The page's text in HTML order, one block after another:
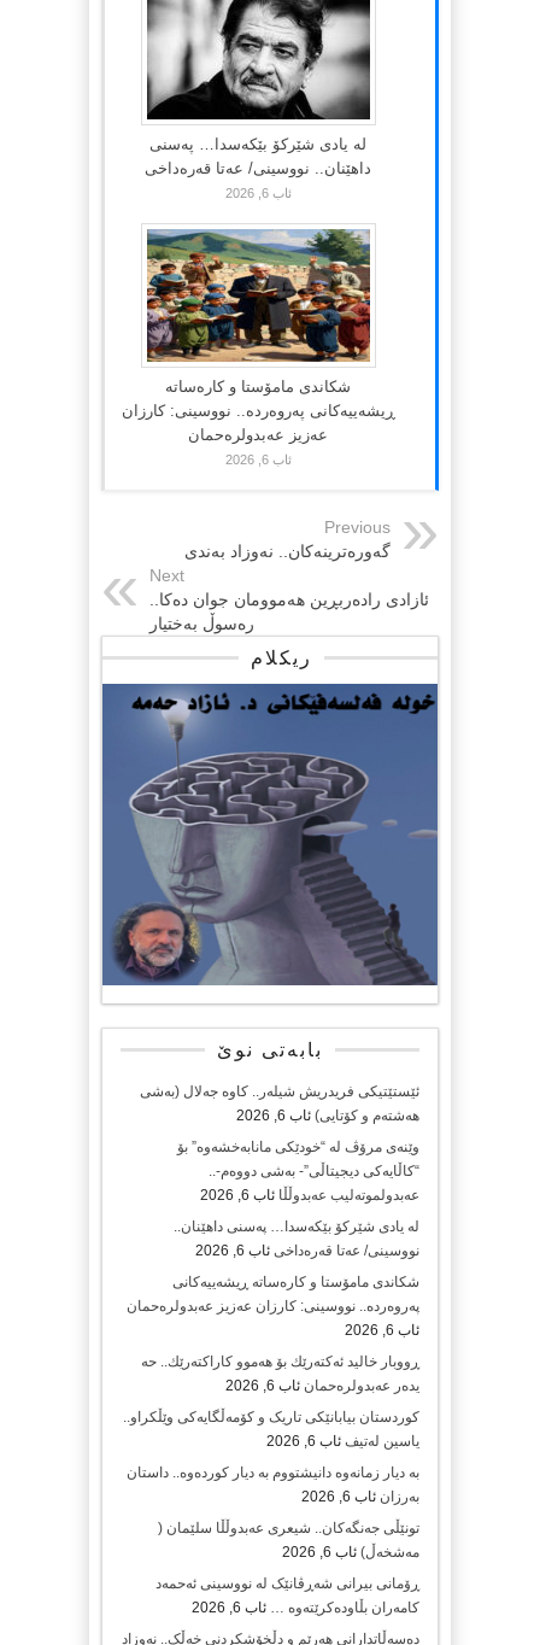
لە یادی شێرکۆ بێکەسدا… پەسنی
داهێنان.. نووسینی/ عەتا قەرەداخی
ئاب 6, 2026
شکاندی مامۆستا و کارەساتە
ڕیشەییەکانی پەروەردە.. نووسینی: کارزان
عەزیز عەبدولرەحمان
ئاب 6, 2026
Previous
گەورەترینەکان.. نەوزاد بەندی
Next
ئازادی رادەربڕین هەموومان جوان دەکا..
رەسوڵ بەختیار
ریکلام
بابەتی نوێ
ئێستێتیکی فریدریش شیلەر.. کاوە جەلال (بەشی
هەشتەم و کۆتایی) ئاب 6, 2026
وێنەی مرۆڤ لە “خودێکی مانابەخشەوە” بۆ
“کاڵایەکی دیجیتاڵی”- بەشی دووەم-..
عەبدولموتەلیب عەبدوڵڵا ئاب 6, 2026
لە یادی شێرکۆ بێکەسدا… پەسنی داهێنان..
نووسینی/ عەتا قەرەداخی ئاب 6, 2026
شکاندی مامۆستا و کارەساتە ڕیشەییەکانی
پەروەردە.. نووسینی: کارزان عەزیز عەبدولرەحمان
ئاب 6, 2026
ڕووبار خالید ئەكتەرێك بۆ هەموو كاراكتەرێك.. حه
یدەر عەبدولرەحمان ئاب 6, 2026
کوردستان بیابانێکی تاریک و کۆمەڵگایەکی وێڵکراو..
یاسین لەتیف ئاب 6, 2026
بە دیار زمانەوە دانیشتووم بە دیار کوردەوە.. داستان
بەرزان ئاب 6, 2026
تونێڵی جەنگەکان.. شیعری عەبدوڵڵا سلێمان (
مەشخەڵ) ئاب 6, 2026
ڕۆمانی بیرانی شەڕڤانێک لە نووسینی ئەحمەد
کامەران بڵاودەکرێتەوە … ئاب 6, 2026
دەسەڵاتدارانی هەرێم و دڵخۆشکردنی خەڵک.. نەوزاد